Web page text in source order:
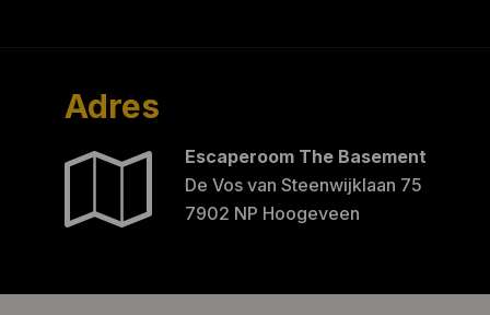
Adres
Escaperoom The Basement
De Vos van Steenwijklaan 75
7902 NP Hoogeveen